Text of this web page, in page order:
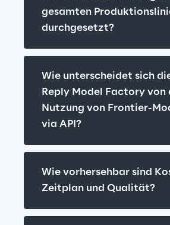
gesamten
durchgesetzt?
Wie unterscheidet sich
Reply Model Factory von
Nutzung von Frontier-
via API?
Wie vorhersehbar sind
Zeitplan und Qualität?